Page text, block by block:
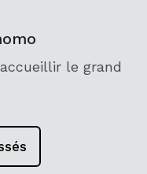
le grand